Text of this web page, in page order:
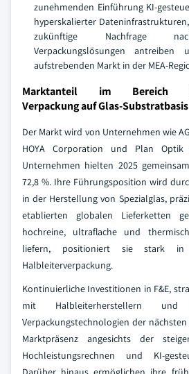
zunehmenden Einführung KI-
hyperskalierter
zukünftige Nachfrage
Verpackungslösungen antreiben
aufstrebenden Markt in der MEA-
Marktanteil im Bereich
Verpackung auf Glas-Substratbasis
Der Markt wird von Unternehmen wie
HOYA Corporation und Plan
Unternehmen hielten 2025
72,8 %. Ihre Führungsposition wird
in der Herstellung von Spezialglas,
etablierten globalen Lieferketten
hochreine, ultraflache und
liefern, positioniert sie stark in
Halbleiterverpackung.
Kontinuierliche Investitionen in F&E,
mit Halbleiterherstellern
Verpackungstechnologien der
Marktpräsenz angesichts der
Hochleistungsrechnen und KI-